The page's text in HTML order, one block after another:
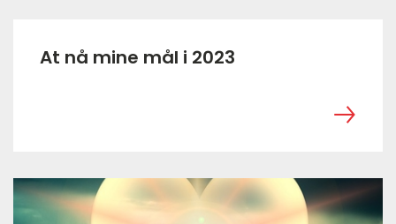
At nå mine mål i 2023